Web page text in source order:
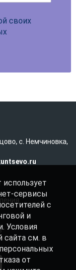
своих
с. Немчиновка,
сервисы
с
и
Условия
сайта см. в
от